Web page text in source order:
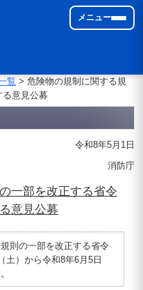
メニュー
覧> 危険物の規制に関する規
意見公募
令和8年5月1日
消防庁
一部を改正する省令
意見公募
則の一部を改正する省令
土）から令和8年6月5日